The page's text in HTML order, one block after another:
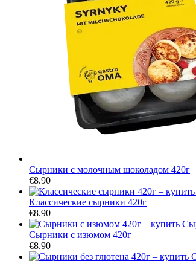
Сырники с молочным шоколадом 420г
€8.90
Классические сырники 420г
€8.90
Сырники с изюмом 420г
€8.90